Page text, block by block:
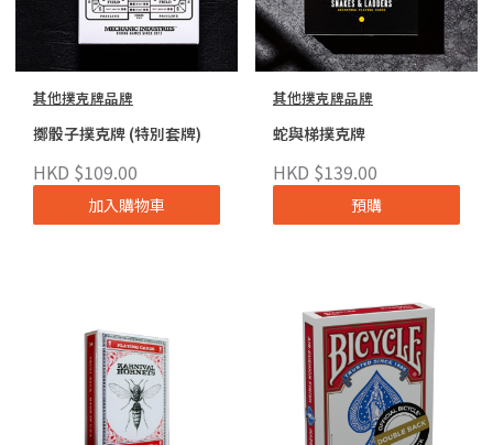
其他撲克牌品牌
擲骰子撲克牌 (特別套牌)
HKD $109.00
加入購物車
其他撲克牌品牌
蛇與梯撲克牌
HKD $139.00
預購